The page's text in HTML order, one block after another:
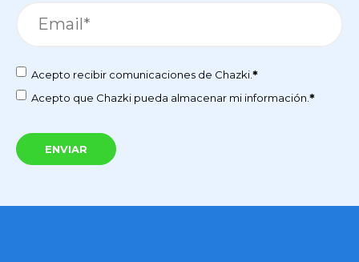
Acepto recibir comunicaciones de Chazki.*
Acepto que Chazki pueda almacenar mi información. *